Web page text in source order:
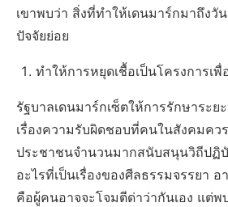
เขาพบว่า สิ่งที่ทำให้เดนมาร์กมาถึงวั
ปัจจัยย่อย
ทำให้การหยุดเชื้อเป็นโครงการเพื่
รัฐบาลเดนมาร์กเซ็ตให้การรักษาระย
เรื่องความรับผิดชอบที่คนในสังคมคว
ประชาชนจำนวนมากสนับสนุนวิถีปฏิ
อะไรที่เป็นเรื่องของศีลธรรมจรรยา อ
คือผู้คนอาจจะโจมตีด่าว่ากันเอง แต่พ